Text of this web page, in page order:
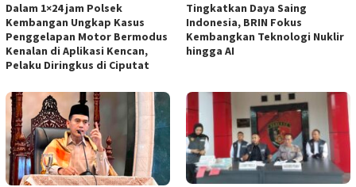
Dalam 1×24 jam Polsek
Kembangan Ungkap Kasus
Penggelapan Motor Bermodus
Kenalan di Aplikasi Kencan,
Pelaku Diringkus di Ciputat
Tingkatkan Daya Saing
Indonesia, BRIN Fokus
Kembangkan Teknologi Nuklir
hingga AI